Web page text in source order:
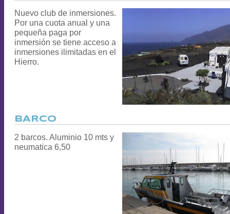
Nuevo club de inmersiones.
Por una cuota anual y una
pequeña paga por
inmersión se tiene acceso a
inmersiones ilimitadas en el
Hierro.
BARCO
2 barcos. Aluminio 10 mts y
neumatica 6,50